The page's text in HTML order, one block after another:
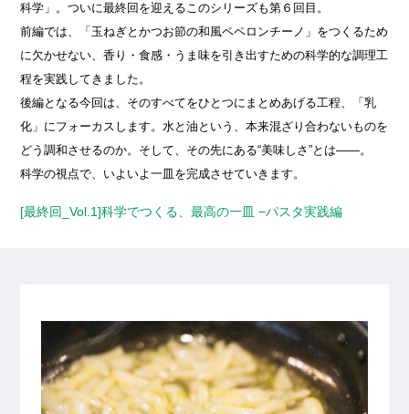
科学」。ついに最終回を迎えるこのシリーズも第６回目。
前編では、「玉ねぎとかつお節の和風ペペロンチーノ」をつくるため
に欠かせない、香り・食感・うま味を引き出すための科学的な調理工
程を実践してきました。
後編となる今回は、そのすべてをひとつにまとめあげる工程、「乳
化」にフォーカスします。水と油という、本来混ざり合わないものを
どう調和させるのか。そして、その先にある“美味しさ”とは——。
科学の視点で、いよいよ一皿を完成させていきます。
[最終回_Vol.1]科学でつくる、最高の一皿 −パスタ実践編